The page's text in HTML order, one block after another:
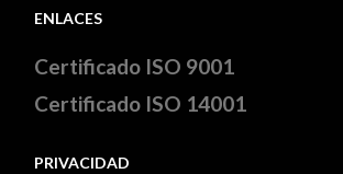
ENLACES
Certificado ISO 9001
Certificado ISO 14001
PRIVACIDAD